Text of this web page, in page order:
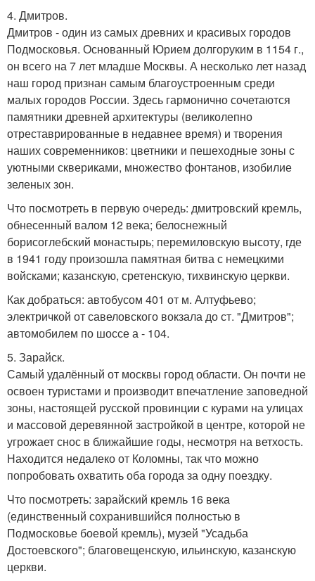
4. Дмитров.
Дмитров - один из самых древних и красивых городов
Подмосковья. Основанный Юрием долгоруким в 1154 г.,
он всего на 7 лет младше Москвы. А несколько лет назад
наш город признан самым благоустроенным среди
малых городов России. Здесь гармонично сочетаются
памятники древней архитектуры (великолепно
отреставрированные в недавнее время) и творения
наших современников: цветники и пешеходные зоны с
уютными сквериками, множество фонтанов, изобилие
зеленых зон.
Что посмотреть в первую очередь: дмитровский кремль,
обнесенный валом 12 века; белоснежный
борисоглебский монастырь; перемиловскую высоту, где
в 1941 году произошла памятная битва с немецкими
войсками; казанскую, сретенскую, тихвинскую церкви.
Как добраться: автобусом 401 от м. Алтуфьево;
электричкой от савеловского вокзала до ст. "Дмитров";
автомобилем по шоссе а - 104.
5. Зарайск.
Самый удалённый от москвы город области. Он почти не
освоен туристами и производит впечатление заповедной
зоны, настоящей русской провинции с курами на улицах
и массовой деревянной застройкой в центре, которой не
угрожает снос в ближайшие годы, несмотря на ветхость.
Находится недалеко от Коломны, так что можно
попробовать охватить оба города за одну поездку.
Что посмотреть: зарайский кремль 16 века
(единственный сохранившийся полностью в
Подмосковье боевой кремль), музей "Усадьба
Достоевского"; благовещенскую, ильинскую, казанскую
церкви.